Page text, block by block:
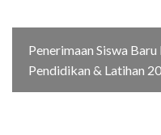
Penerimaan Siswa
Pendidikan & Latihan